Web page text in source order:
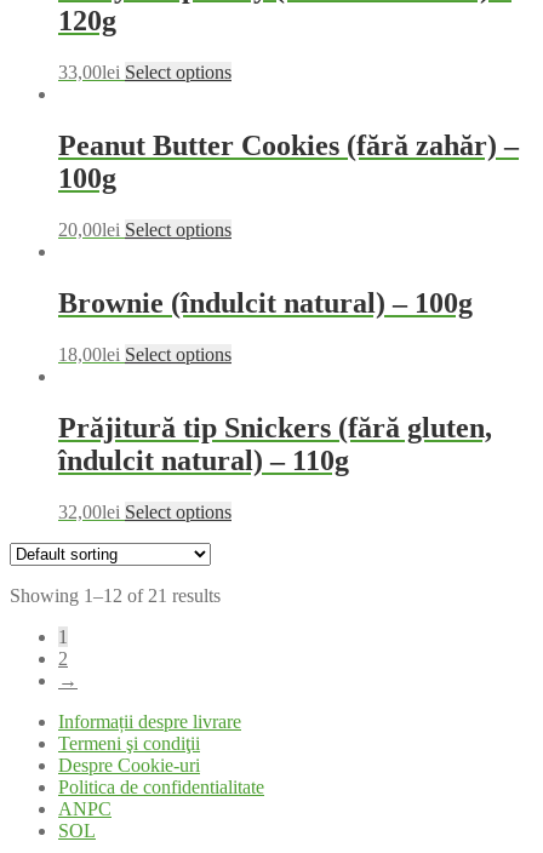
120g
33,00lei Select options
Peanut Butter Cookies (fără zahăr) –
100g
20,00lei Select options
Brownie (îndulcit natural) – 100g
18,00lei Select options
Prăjitură tip Snickers (fără gluten,
îndulcit natural) – 110g
32,00lei Select options
Showing 1–12 of 21 results
1
2
→
Informații despre livrare
Termeni şi condiţii
Despre Cookie-uri
Politica de confidentialitate
ANPC
SOL